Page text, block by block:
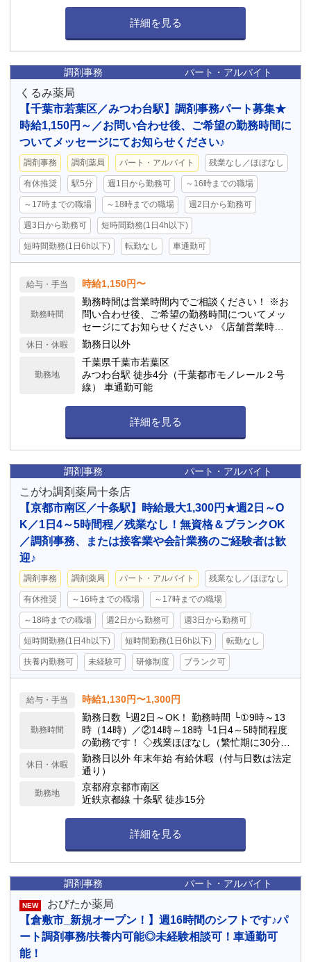
詳細を見る
調剤事務 パート・アルバイト
くるみ薬局
【千葉市若葉区／みつわ台駅】調剤事務パート募集★
時給1,150円～／お問い合わせ後、ご希望の勤務時間に
ついてメッセージにてお知らせください♪
調剤事務 調剤薬局 パート・アルバイト 残業なし／ほぼなし
有休推奨 駅5分 週1日から勤務可 ～16時までの職場
～17時までの職場 ～18時までの職場 週2日から勤務可
週3日から勤務可 短時間勤務(1日4h以下)
短時間勤務(1日6h以下) 転勤なし 車通勤可
給与・手当 時給1,150円〜
勤務時間
勤務時間は営業時間内でご相談ください！ ※お
問い合わせ後、ご希望の勤務時間についてメッ
セージにてお知らせください♪ 《店舗営業時
間》 月火木金: 08:30 - 12:00, 15:00 - 18:00 土:
08:30 - 13:30
休日・休暇 勤務日以外
勤務地
千葉県千葉市若葉区
みつわ台駅 徒歩4分（千葉都市モノレール２号
線） 車通勤可能
詳細を見る
調剤事務 パート・アルバイト
こがわ調剤薬局十条店
【京都市南区／十条駅】時給最大1,300円★週2日～O
K／1日4～5時間程／残業なし！無資格＆ブランクOK
／調剤事務、または接客業や会計業務のご経験者は歓
迎♪
調剤事務 調剤薬局 パート・アルバイト 残業なし／ほぼなし
有休推奨 ～16時までの職場 ～17時までの職場
～18時までの職場 週2日から勤務可 週3日から勤務可
短時間勤務(1日4h以下) 短時間勤務(1日6h以下) 転勤なし
扶養内勤務可 未経験可 研修制度 ブランク可
給与・手当 時給1,130円〜1,300円
勤務時間
勤務日数 └週2日～OK！ 勤務時間 └①9時～13
時（14時）／②14時～18時 └1日4～5時間程度
の勤務です！ ◇残業ほぼなし（繁忙期に30分
程） ◇休憩時間は法定通りです
休日・休暇
勤務日以外 年末年始 有給休暇（付与日数は法定
通り）
勤務地
京都府京都市南区
近鉄京都線 十条駅 徒歩15分
詳細を見る
調剤事務 パート・アルバイト
NEW
おびたか薬局
【倉敷市_新規オープン！】週16時間のシフトです♪パ
ート調剤事務/扶養内可能◎未経験相談可！車通勤可
能！